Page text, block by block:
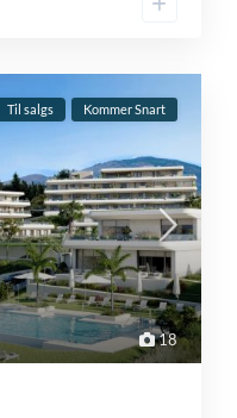
18
Til salgs Kommer Snart